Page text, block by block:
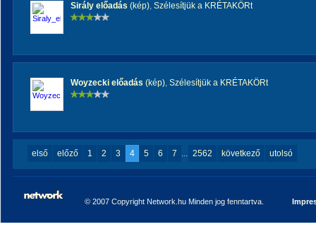
Sirály előadás (kép), Szélesítjük a KRÉTAKÖRt
Woyzecki előadás (kép), Szélesítjük a KRÉTAKÖRt
első előző 1 2 3 4 5 6 7 ... 2562 következő utolsó
© 2007 Copyright Network.hu Minden jog fenntartva.